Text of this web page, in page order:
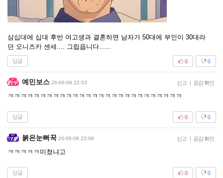
삼십대에 십대 후반 여고생과 결혼하면 남자가 50대에 부인이 30대라
던 오니즈카 센세.... 그립읍니다......
답글 0
0
예민보스 26-06-08 22:53 신고 | 공감 확인
ㅋㅋㅋㅋㅋㅋㅋㅋㅋㅋㅋㅋㅋㅋㅋㅋㅋㅋㅋㅋㅋㅋㅋㅋㅋㅋㅋ
답글 0
0
붉은눈뻐꾹 26-06-08 23:09 신고 | 공감 확인
ㅋㅋㅋㅋㅋ미쳤냐고
답글 0
0